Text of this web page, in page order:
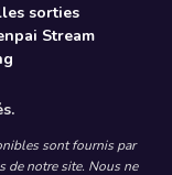
sorties
Stream
sont fournis par
de notre site. Nous ne